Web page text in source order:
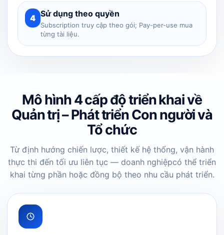
4 Sử dụng theo quyền
Subscription truy cập theo gói; Pay-per-use mua
từng tài liệu.
Mô hình 4 cấp độ triển khai về
Quản trị – Phát triển Con người và
Tổ chức
Từ định hướng chiến lược, thiết kế hệ thống, vận hành
thực thi đến tối ưu liên tục — doanh nghiệpcó thể triển
khai từng phần hoặc đồng bộ theo nhu cầu phát triển.